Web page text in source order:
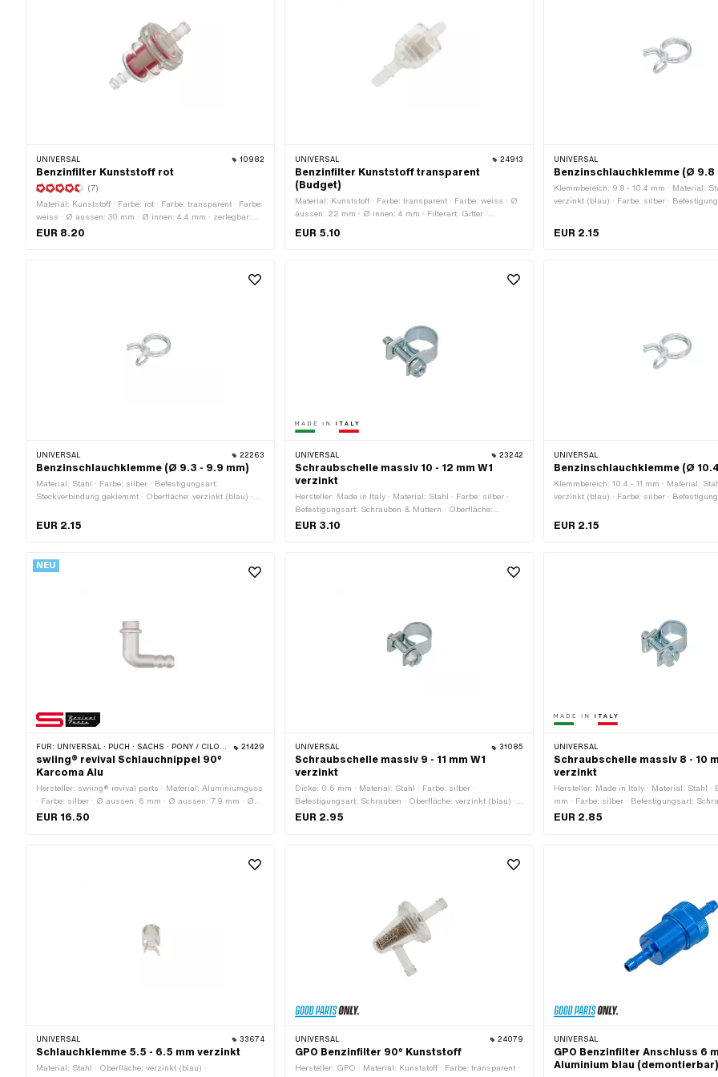
UNIVERSAL 10982
Benzinfilter Kunststoff rot
(7)
Material: Kunststoff · Farbe: rot · Farbe: transparent · Farbe:
weiss · Ø aussen: 30 mm · Ø innen: 4.4 mm · zerlegbar:
Nein · Filterart: Schaumstoff · Ø Benzinschlauchanschluss:
EUR 8.20
UNIVERSAL 24913
Benzinfilter Kunststoff transparent
(Budget)
Material: Kunststoff · Farbe: transparent · Farbe: weiss · Ø
aussen: 22 mm · Ø innen: 4 mm · Filterart: Gitter ·
Benzinschlauchanschluss: 7 mm · Gesamtlänge: 56 mm
EUR 5.10
UNIVERSAL
Benzinschlauchklemme (Ø 9.8
Klemmbereich: 9.8 - 10.4 mm · Material:
verzinkt (blau) · Farbe: silber ·
EUR 2.15
UNIVERSAL 22263
Benzinschlauchklemme (Ø 9.3 - 9.9 mm)
Material: Stahl · Farbe: silber · Befestigungsart:
Steckverbindung geklemmt · Oberfläche: verzinkt (blau) ·
EUR 2.15
UNIVERSAL 23242
Schraubschelle massiv 10 - 12 mm W1
verzinkt
Hersteller: Made in Italy · Material: Stahl · Farbe: silber ·
Befestigungsart: Schrauben & Muttern · Oberfläche:
verzinkt (blau) · Klemmbereich: 10 - 12 mm
EUR 3.10
UNIVERSAL
Benzinschlauchklemme (Ø 10.4
Klemmbereich: 10.4 - 11 mm · Material:
verzinkt (blau) · Farbe: silber ·
EUR 2.15
NEU
FÜR: UNIVERSAL · PUCH · SACHS · PONY / CILO (BETA 521 & 512) 21429
swiing® revival Schlauchnippel 90°
Karcoma Alu
Hersteller: swiing® revival parts · Material: Aluminiumguss
· Farbe: silber · Ø aussen: 6 mm · Ø aussen: 7.9 mm · Ø
aussen: 10.5 mm · Ø innen: 4 mm · Gesamtlänge: 26 mm
EUR 16.50
UNIVERSAL 31085
Schraubschelle massiv 9 - 11 mm W1
verzinkt
Dicke: 0.6 mm · Material: Stahl · Farbe: silber ·
Befestigungsart: Schrauben · Oberfläche: verzinkt (blau) ·
Klemmbereich: 9 - 11 mm
EUR 2.95
UNIVERSAL
Schraubschelle massiv 8 - 10
verzinkt
Hersteller: Made in Italy · Material: Stahl ·
mm · Farbe: silber · Befestigungsart:
· Oberfläche: verzinkt (blau) ·
EUR 2.85
UNIVERSAL 33674
Schlauchklemme 5.5 - 6.5 mm verzinkt
Material: Stahl · Oberfläche: verzinkt (blau) ·
UNIVERSAL 24079
GPO Benzinfilter 90° Kunststoff
Hersteller: GPO · Material: Kunststoff · Farbe: transparent ·
UNIVERSAL
GPO Benzinfilter Anschluss 6
Aluminium blau (demontierbar)